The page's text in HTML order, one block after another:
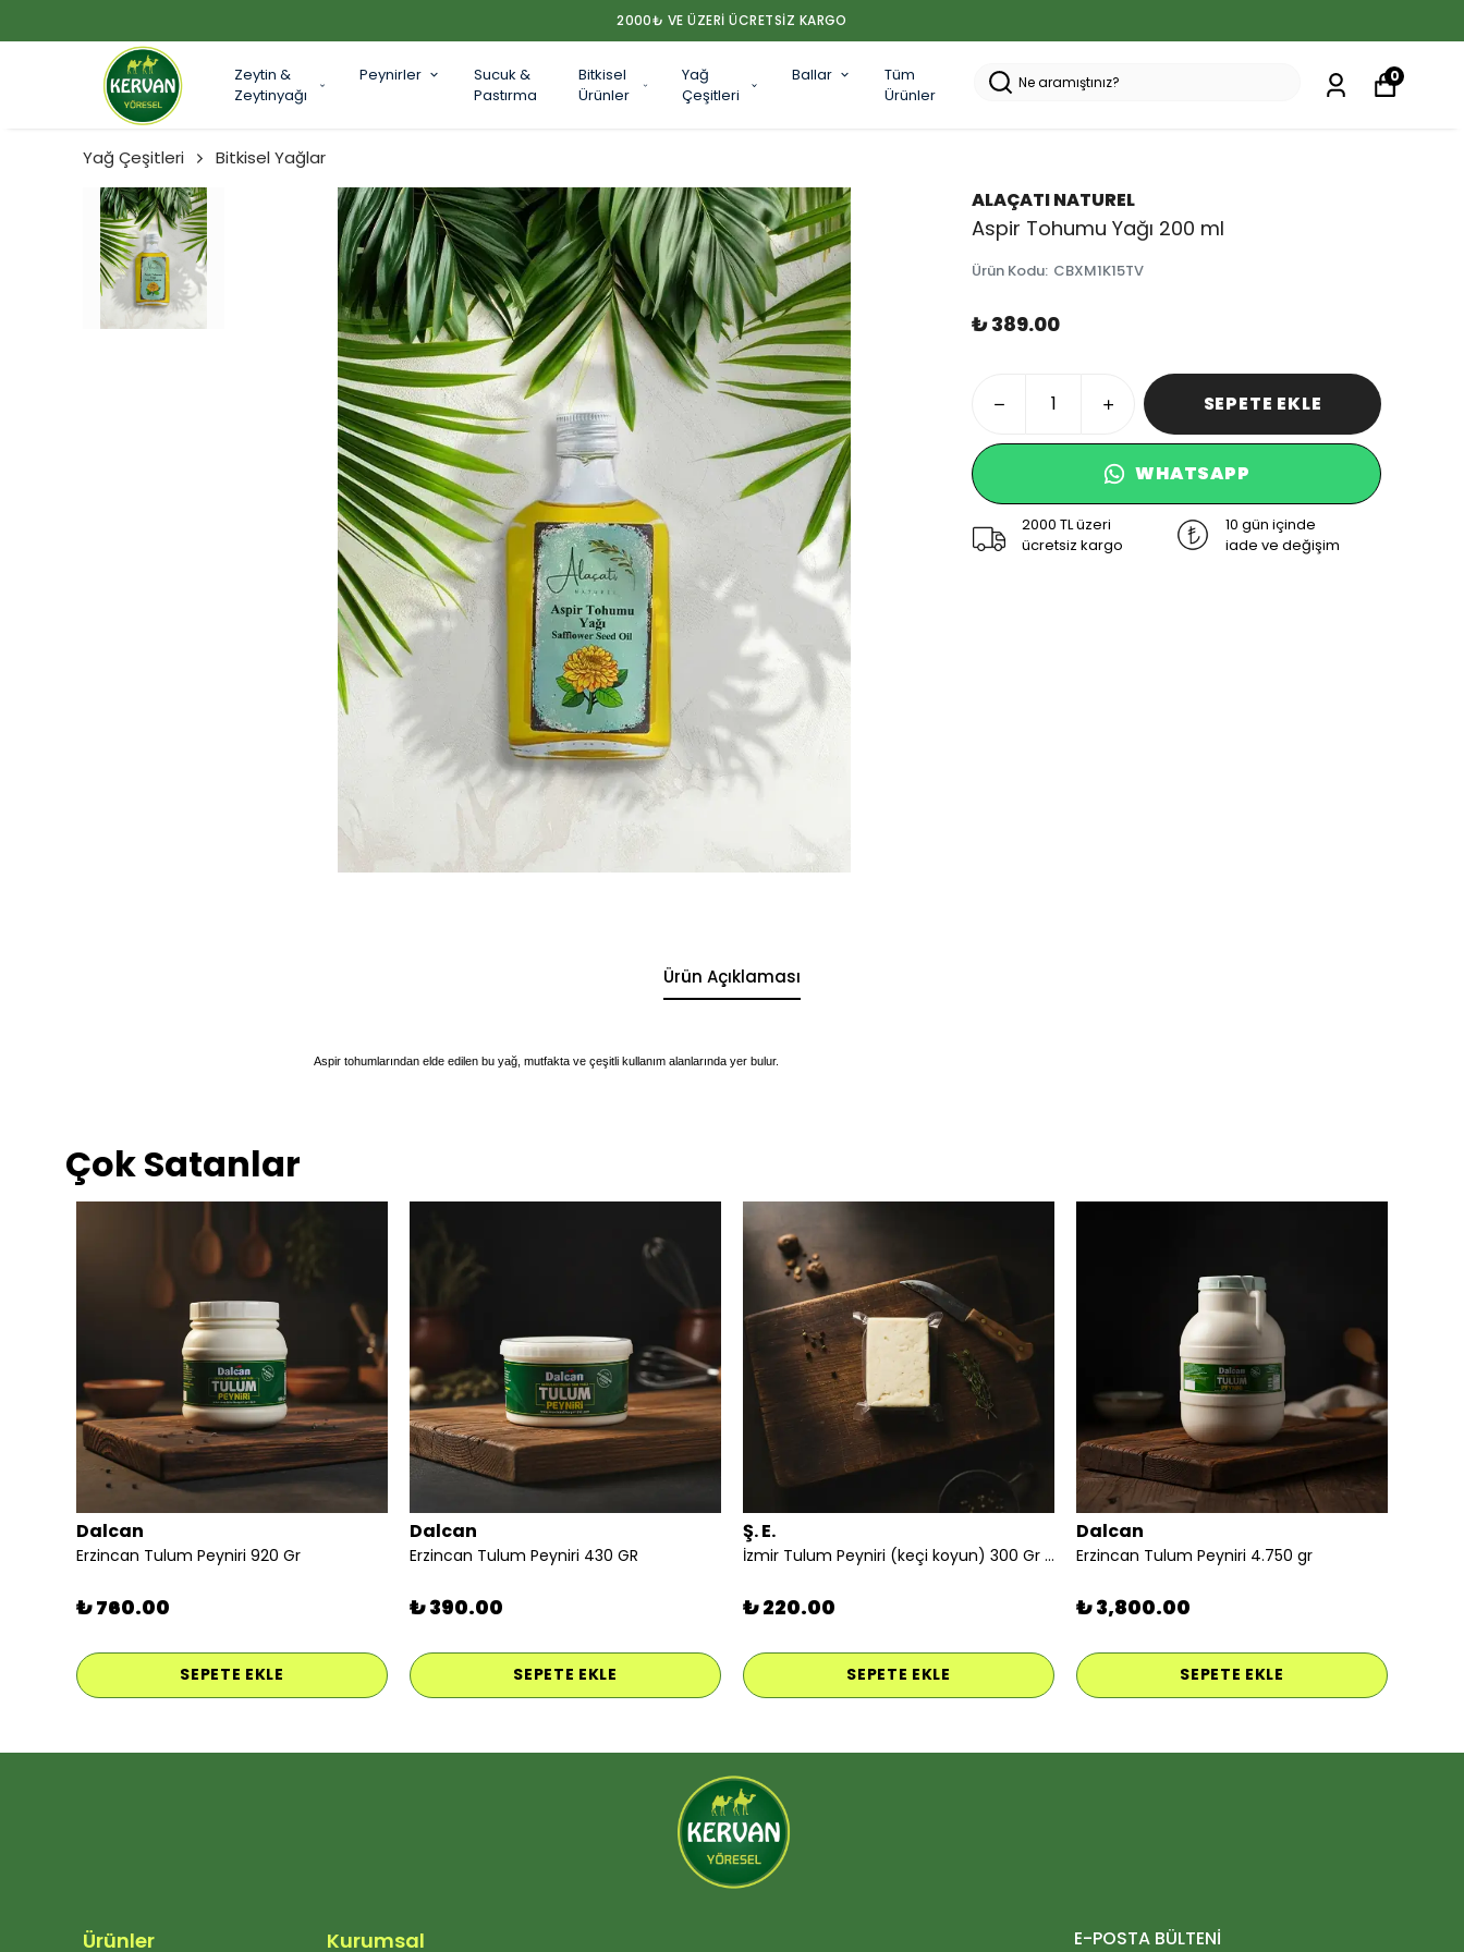
2000₺ VE ÜZERİ ÜCRETSİZ KARGO
Zeytin &
Zeytinyağı
Peynirler
Sucuk &
Pastırma
Bitkisel
Ürünler
Yağ
Çeşitleri
Ballar
Tüm
Ürünler
0
Yağ Çeşitleri Bitkisel Yağlar
ALAÇATI NATUREL
Aspir Tohumu Yağı 200 ml
Ürün Kodu: CBXM1K15TV
₺ 389.00
SEPETE EKLE
WHATSAPP
2000 TL üzeri
ücretsiz kargo
10 gün içinde
iade ve değişim
Ürün Açıklaması
Aspir tohumlarından elde edilen bu yağ, mutfakta ve çeşitli kullanım alanlarında yer bulur.
Çok Satanlar
Dalcan
Erzincan Tulum Peyniri 920 Gr
₺ 760.00
SEPETE EKLE
Dalcan
Erzincan Tulum Peyniri 430 GR
₺ 390.00
SEPETE EKLE
Ş. E.
İzmir Tulum Peyniri (keçi koyun) 300 Gr Vakumlu
₺ 220.00
SEPETE EKLE
Dalcan
Erzincan Tulum Peyniri 4.750 gr
₺ 3,800.00
SEPETE EKLE
Ürünler Kurumsal E-POSTA BÜLTENİ